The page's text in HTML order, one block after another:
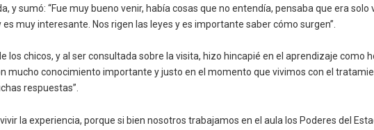
y sumó: “Fue muy bueno venir, había cosas que no entendía, pensaba que era
muy interesante. Nos rigen las leyes y es importante saber cómo surgen”.
los chicos, y al ser consultada sobre la visita, hizo hincapié en el aprendizaje como
mucho conocimiento importante y justo en el momento que vivimos con el
respuestas”.
la experiencia, porque si bien nosotros trabajamos en el aula los Poderes del